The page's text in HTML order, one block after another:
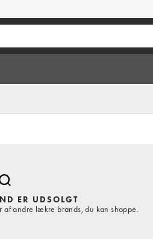
ER UDSOLGT
af andre lækre brands, du kan shoppe.